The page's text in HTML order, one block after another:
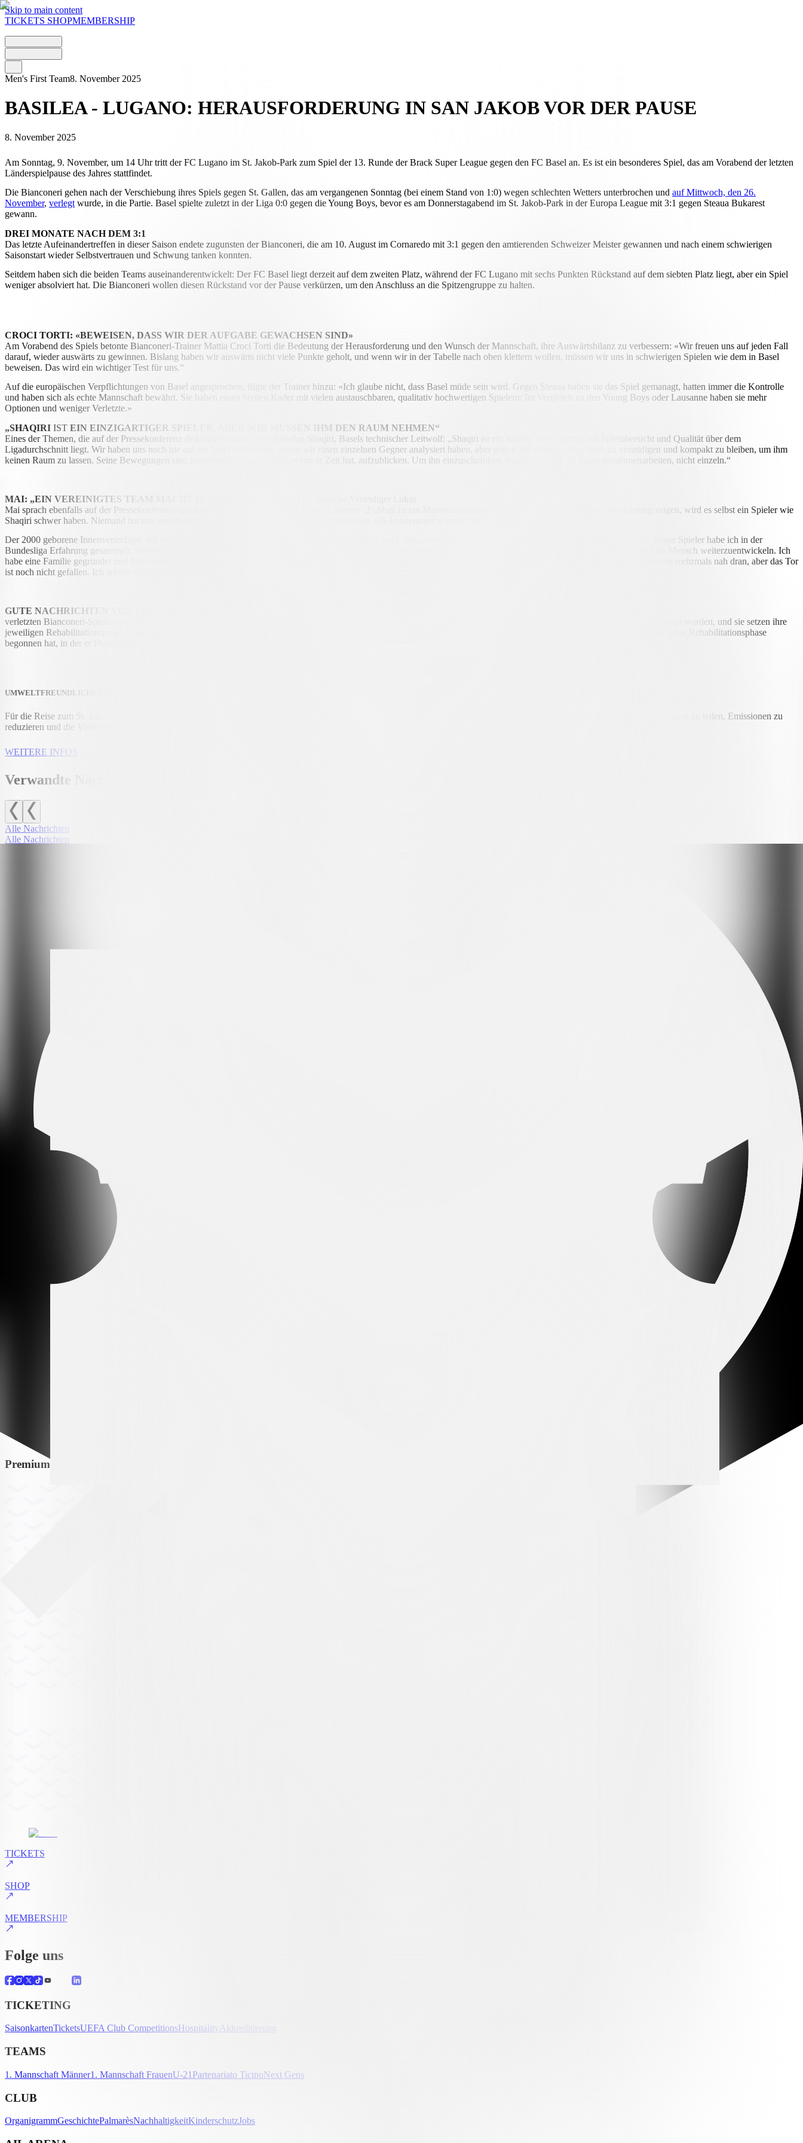
Skip to main content
TICKETS SHOPMEMBERSHIP
Men's First Team8. November 2025
BASILEA - LUGANO: HERAUSFORDERUNG IN SAN JAKOB VOR DER PAUSE
8. November 2025
Am Sonntag, 9. November, um 14 Uhr tritt der FC Lugano im St. Jakob-Park zum Spiel der 13. Runde der Brack Super League gegen den FC Basel an. Es ist ein besonderes Spiel, das am Vorabend der letzten
Länderspielpause des Jahres stattfindet.
Die Bianconeri gehen nach der Verschiebung ihres Spiels gegen St. Gallen, das am vergangenen Sonntag (bei einem Stand von 1:0) wegen schlechten Wetters unterbrochen und auf Mittwoch, den 26.
November, verlegt wurde, in die Partie. Basel spielte zuletzt in der Liga 0:0 gegen die Young Boys, bevor es am Donnerstagabend im St. Jakob-Park in der Europa League mit 3:1 gegen Steaua Bukarest
gewann.
DREI MONATE NACH DEM 3:1
Das letzte Aufeinandertreffen in dieser Saison endete zugunsten der Bianconeri, die am 10. August im Cornaredo mit 3:1 gegen den amtierenden Schweizer Meister gewannen und nach einem schwierigen
Saisonstart wieder Selbstvertrauen und Schwung tanken konnten.
Seitdem haben sich die beiden Teams auseinanderentwickelt: Der FC Basel liegt derzeit auf dem zweiten Platz, während der FC Lugano mit sechs Punkten Rückstand auf dem siebten Platz liegt, aber ein Spiel
weniger absolviert hat. Die Bianconeri wollen diesen Rückstand vor der Pause verkürzen, um den Anschluss an die Spitzengruppe zu halten.
CROCI TORTI: «BEWEISEN, DASS WIR DER AUFGABE GEWACHSEN SIND»
Am Vorabend des Spiels betonte Bianconeri-Trainer Mattia Croci Torti die Bedeutung der Herausforderung und den Wunsch der Mannschaft, ihre Auswärtsbilanz zu verbessern: «Wir freuen uns auf jeden Fall
darauf, wieder auswärts zu gewinnen. Bislang haben wir auswärts nicht viele Punkte geholt, und wenn wir in der Tabelle nach oben klettern wollen, müssen wir uns in schwierigen Spielen wie dem in Basel
beweisen. Das wird ein wichtiger Test für uns.“
Auf die europäischen Verpflichtungen von Basel angesprochen, fügte der Trainer hinzu: «Ich glaube nicht, dass Basel müde sein wird. Gegen Steaua haben sie das Spiel gemanagt, hatten immer die Kontrolle
und haben sich als echte Mannschaft bewährt. Sie haben einen breiten Kader mit vielen austauschbaren, qualitativ hochwertigen Spielern: Im Vergleich zu den Young Boys oder Lausanne haben sie mehr
Optionen und weniger Verletzte.»
„SHAQIRI IST EIN EINZIGARTIGER SPIELER, ABER WIR MÜSSEN IHM DEN RAUM NEHMEN“
Eines der Themen, die auf der Pressekonferenz diskutiert wurden, war Xherdan Shaqiri, Basels technischer Leitwolf: „Shaqiri ist ein Spieler, der in Bezug auf Spielübersicht und Qualität über dem
Ligadurchschnitt liegt. Wir haben uns noch nie auf ein Spiel vorbereitet, indem wir einen einzelnen Gegner analysiert haben, aber gegen ihn ist es wichtig, hoch zu verteidigen und kompakt zu bleiben, um ihm
keinen Raum zu lassen. Seine Bewegungen sind immer präzise und tödlich, wenn er Zeit hat, aufzublicken. Um ihn einzuschränken, müssen wir gut als Team zusammenarbeiten, nicht einzeln.“
MAI: „EIN VEREINIGTES TEAM MACHT DEN UNTERSCHIED“
Mai sprach ebenfalls auf der Pressekonferenz und teilte die Philosophie der Einheit des Teams: „Fußball ist ein Mannschaftssport. Wenn wir eine solide Mannschaftsleistung zeigen, wird es selbst ein Spieler wie
Shaqiri schwer haben. Niemand hat uns jemals dominiert: Es hängt immer von uns ab und davon, wie konzentriert wir von der ersten Minute an sind.“
Der 2000 geborene Innenverteidiger, der mittlerweile eine Stütze der Bianconeri-Abwehr ist, sprach auch über seine eigene Entwicklung zwischen Reife und Ehrgeiz: „Als junger Spieler habe ich in der
Bundesliga Erfahrung gesammelt, aber der Wechsel in die Schweiz hat mir sehr gut getan. Hier habe ich die Stabilität gefunden, die ich brauchte, um mich als Fußballer und als Mensch weiterzuentwickeln. Ich
habe eine Familie gegründet und fühle mich in einem idealen Umfeld, um mich weiter zu verbessern. Natürlich möchte ich auch im Angriff mehr Einfluss nehmen: Ich war schon mehrmals nah dran, aber das Tor
ist noch nicht gefallen. Ich arbeite daran und bin überzeugt, dass der richtige Moment bald kommen wird.“
GUTE NACHRICHTEN VON DER VERLETZTENLISTE
verletzten Bianconeri-Spieler zeigt weiterhin ermutigende Zeichen. Renato
wurden unter der Woche untersucht, wobei positive Entwicklungen bestätigt wurden, und sie setzen ihre
jeweiligen Rehabilitationsprogramme fort.
seine Rehabilitationsphase
begonnen hat, in der er Physiotherapie und individuelles Training im Fitnessstudio kombiniert.
UMWELTFREUNDLICHER NACH BASEL REISEN
Für die Reise zum St. Jakob-Park können Bianconeri-Fans die
nutzen. Diese Initiative ermöglicht es den Fans, ihre Reise mit anderen Anhängern zu teilen, Emissionen zu
reduzieren und die Vorfreude auf das Spiel in guter Gesellschaft zu genießen.
WEITERE INFOS
Verwandte Nachrichten
Alle Nachrichten
Alle Nachrichten
Leading partner
Premium partner
TICKETS
SHOP
MEMBERSHIP
Folge uns
TICKETING
SaisonkartenTicketsUEFA Club CompetitionsHospitalityAkkreditierung
TEAMS
1. Mannschaft Männer1. Mannschaft FrauenU-21 Partenariato TicinoNext Gens
CLUB
OrganigrammGeschichtePalmarèsNachhaltigkeitKinderschutzJobs